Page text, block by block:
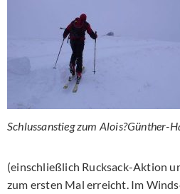
Schlussanstieg zum Alois?Günther-
(einschließlich Rucksack-Aktion
zum ersten Mal erreicht. Im